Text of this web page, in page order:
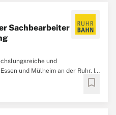
Sachbearbeiter
und
und Mülheim an der Ruhr. In
von Respekt, gegenseitiger
geprägt ist, arbeiten rund 2.500
bookmark